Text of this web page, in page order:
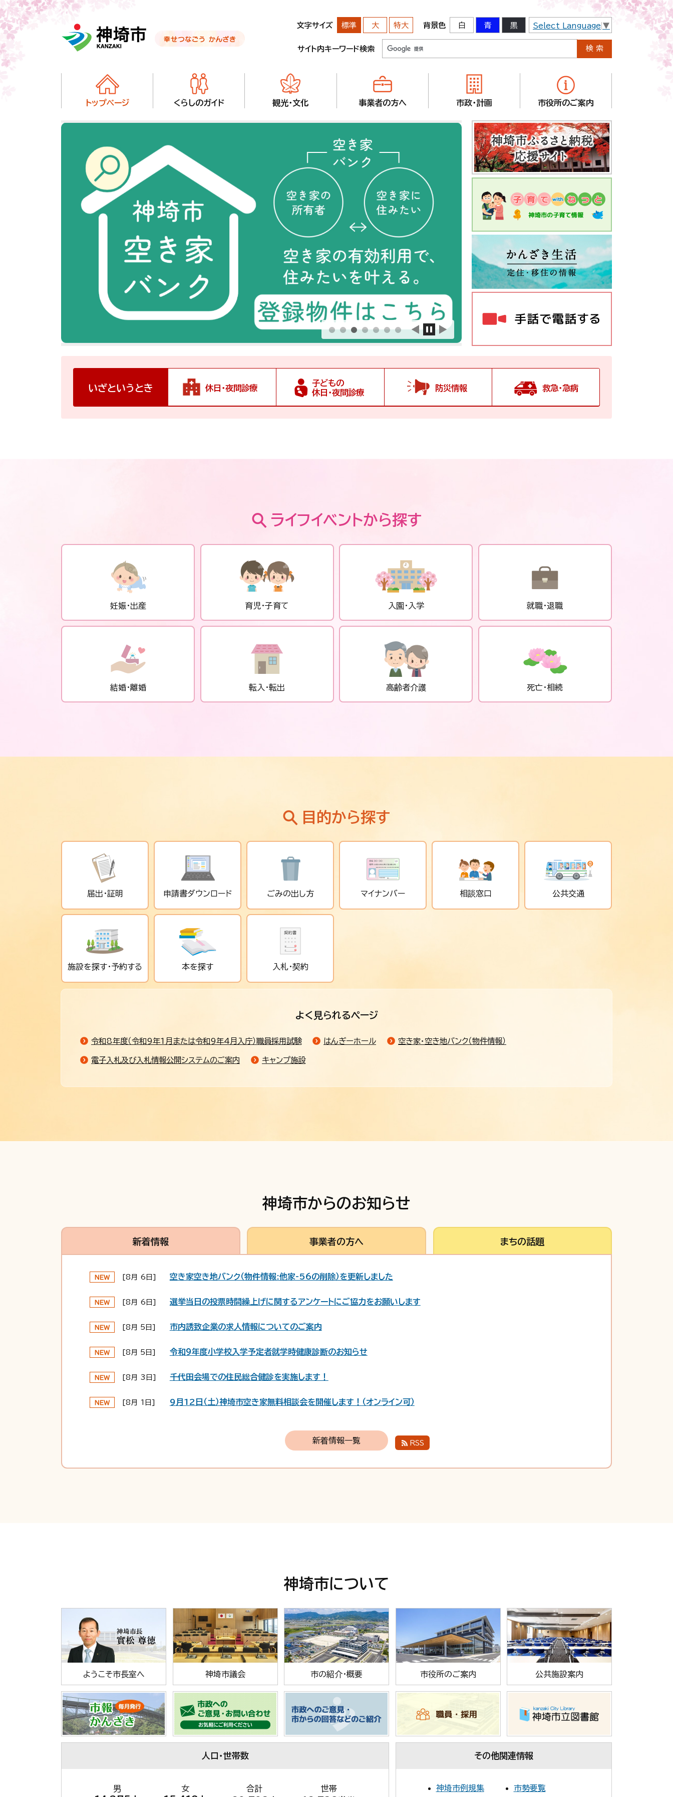
音声読み上げ用ナビゲーションです。
いざというときのメニューへ移動します
本文へ移動します
ページ最後（フッター）へ移動します
音声読み上げ用ナビゲーションはここまでです。
文字サイズ 標準 大 特大 背景色 白 青 黒 Select Language ▼
サイト内キーワード検索
トップページ くらしのガイド 観光・文化 事業者の方へ 市政・計画 市役所のご案内
いざというとき 休日・夜間診療
子どもの
休日・夜間診療
防災情報 救急・急病
ライフイベントから探す
妊娠・出産 育児・子育て 入園・入学 就職・退職
結婚・離婚 転入・転出 高齢者介護 死亡・相続
目的から探す
届出・証明 申請書ダウンロード ごみの出し方 マイナンバー 相談窓口 公共交通
施設を探す・予約する 本を探す 入札・契約
よく見られるページ
令和8年度（令和9年1月または令和9年4月入庁）職員採用試験 はんぎーホール 空き家・空き地バンク（物件情報）
電子入札及び入札情報公開システムのご案内 キャンプ施設
神埼市からのお知らせ
新着情報 事業者の方へ まちの話題
[8月 6日] 空き家空き地バンク（物件情報:他家-56の削除）を更新しました
[8月 6日] 選挙当日の投票時間繰上げに関するアンケートにご協力をお願いします
[8月 5日] 市内誘致企業の求人情報についてのご案内
[8月 5日] 令和９年度小学校入学予定者就学時健康診断のお知らせ
[8月 3日] 千代田会場での住民総合健診を実施します！
[8月 1日] 9月12日（土）神埼市空き家無料相談会を開催します！（オンライン可）
新着情報一覧 RSS
神埼市について
ようこそ市長室へ 神埼市議会 市の紹介・概要 市役所のご案内 公共施設案内
人口・世帯数
男 女 合計 世帯
その他関連情報
神埼市例規集 市勢要覧